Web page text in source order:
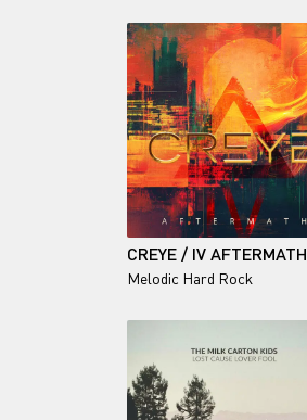
CREYE / IV AFTERMATH
Melodic Hard Rock